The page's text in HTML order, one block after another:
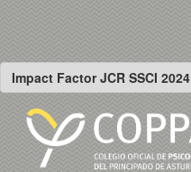
Impact Factor JCR SSCI 2024